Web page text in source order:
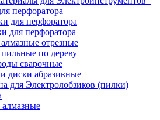
перфоратора
для перфоратора
для перфоратора
отрезные
по дереву
сварочные
диски абразивные
для Электролобзиков (пилки)